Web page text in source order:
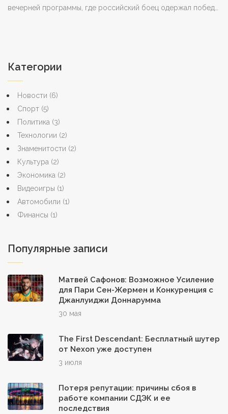
вечерней программы, где российский боец одержал победу
Категории
Новости (6)
Спорт (5)
Политика (3)
Технологии (2)
Знаменитости (2)
Культура (2)
Экономика (2)
Видеоигры (1)
Автомобили (1)
Финансы (1)
Популярные записи
Матвей Сафонов: Возможное Усиление
для Пари Сен-Жермен и Конкуренция с
Джанлуиджи Доннарумма
30 мая
The First Descendant: Бесплатный шутер
от Nexon уже доступен
3 июля
Потеря репутации: причины сбоя в
работе компании СДЭК и ее
последствия